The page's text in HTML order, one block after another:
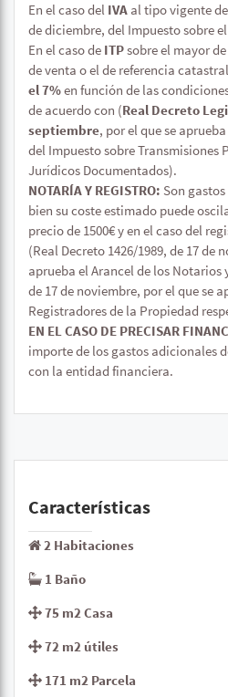
En el caso del IVA al tipo vigente
de diciembre, del Impuesto sobre
En el caso de ITPsobre el mayor
de venta o el de referencia
el 7%en función de las
de acuerdo con (Real Decreto
septiembre, por el que se
del Impuesto sobre Transmisiones
Jurídicos Documentados).
NOTARÍA Y REGISTRO: Son
bien su coste estimado puede
precio de 1500€ y en el caso del
(Real Decreto 1426/1989, de 17 de
aprueba el Arancel de los Notarios
de 17 de noviembre, por el que se
Registradores de la Propiedad
EN EL CASO DE PRECISAR
importe de los gastos adicionales
con la entidad financiera.
Características
2 Habitaciones
1 Baño
75 m2 Casa
72 m2 útiles
171 m2 Parcela